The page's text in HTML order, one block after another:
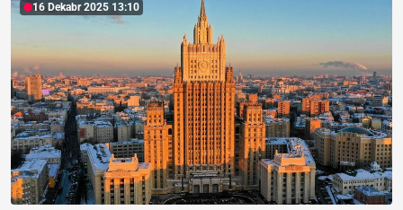
16 Dekabr 2025 13:10